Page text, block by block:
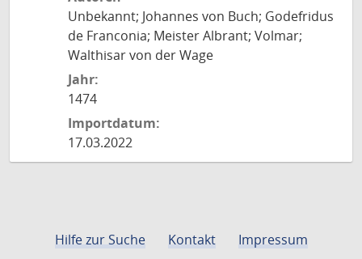
Unbekannt; Johannes von Buch; Godefridus
de Franconia; Meister Albrant; Volmar;
Walthisar von der Wage
Jahr:
1474
Importdatum:
17.03.2022
Hilfe zur Suche Kontakt
Impressum